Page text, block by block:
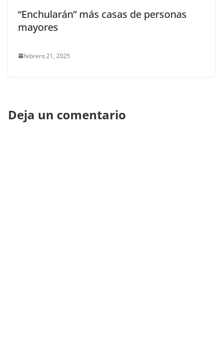
“Enchularán” más casas de personas
mayores
febrero 21, 2025
Deja un comentario